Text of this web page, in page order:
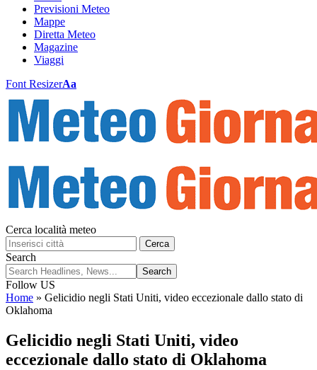
Previsioni Meteo
Mappe
Diretta Meteo
Magazine
Viaggi
Font ResizerAa
Cerca località meteo
Cerca
Search
Follow US
Home » Gelicidio negli Stati Uniti, video eccezionale dallo stato di
Oklahoma
Gelicidio negli Stati Uniti, video
eccezionale dallo stato di Oklahoma